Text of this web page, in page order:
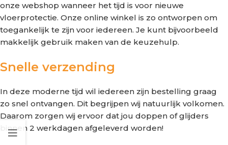
onze webshop wanneer het tijd is voor nieuwe
vloerprotectie. Onze online winkel is zo ontworpen om
toegankelijk te zijn voor iedereen. Je kunt bijvoorbeeld
makkelijk gebruik maken van de keuzehulp.
Snelle verzending
In deze moderne tijd wil iedereen zijn bestelling graag
zo snel ontvangen. Dit begrijpen wij natuurlijk volkomen.
Daarom zorgen wij ervoor dat jou doppen of glijders
binnen 2 werkdagen afgeleverd worden!